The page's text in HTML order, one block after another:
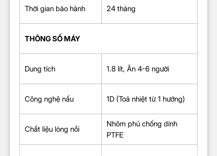
Thời gian bảo hành 24 tháng
THÔNG SỐ MÁY
Dung tích 1.8 lít, Ăn 4-6 người
Công nghệ nấu 1D (Toả nhiệt từ 1 hướng)
Chất liệu lòng nồi
Nhôm phủ chống dính
PTFE